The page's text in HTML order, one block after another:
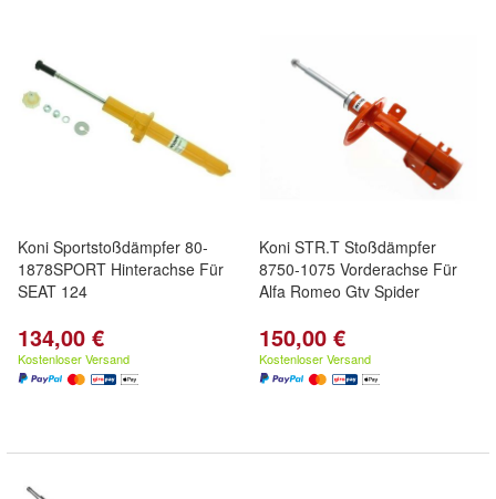
Koni Sportstoßdämpfer 80-
1878SPORT Hinterachse Für
SEAT 124
134,00 €
Kostenloser Versand
Koni STR.T Stoßdämpfer
8750-1075 Vorderachse Für
Alfa Romeo Gtv Spider
150,00 €
Kostenloser Versand